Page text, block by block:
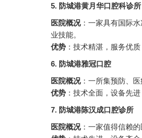
5. 防城港黄月华口腔科诊所
医院概况：一家具有国际
业技能。
优势 ：技术精湛，服务优质
6. 防城港雅冠口腔
医院概况：一所集预防、
优势 ：技术全面，设备先进
7. 防城港陈汉成口腔诊所
医院概况：一家值得信赖